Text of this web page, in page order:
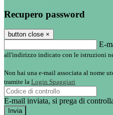
Recupero password
button close ×
E-
all'indirizzo indicato con le istruzioni
Non hai una e-mail associata al nome
tramite la Login Spaggiari
E-mail inviata, si prega di